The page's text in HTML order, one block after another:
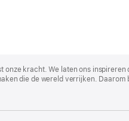
onze kracht. We laten ons
die de wereld verrijken.